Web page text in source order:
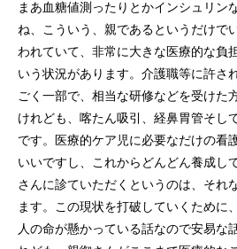
まあ血糖値測ったりとかインシュリン
ね、こういう、親であるというだけで
われていて、非常に大きな医療的な負
いう状況があります。介護職等に許さ
ごく一部で、相当な研修などを受けた
けれども、喀たん吸引、経鼻胃管そし
です。医療的ケア児に必要なだけの看
いいですし、これからどんどん養成し
さんに診ていただくというのは、それ
ます。この現状を打破していくために
人の命が懸かっている話なので安易な